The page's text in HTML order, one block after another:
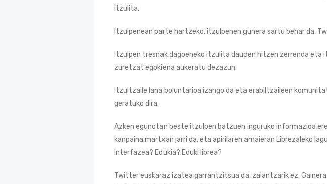
itzulita.
Itzulpenean parte hartzeko, itzulpenen gunera sartu behar da,
Itzulpen tresnak dagoeneko itzulita dauden hitzen zerrenda eta
zuretzat egokiena aukeratu dezazun.
Itzultzaile lana boluntarioa izango da eta erabiltzaileen
geratuko dira.
Azken egunotan beste itzulpen batzuen inguruko informazioa
kanpaina martxan jarri da, eta apirilaren amaieran Librezaleko
Interfazea? Edukia? Eduki librea?
Twitter euskaraz izatea garrantzitsua da, zalantzarik ez.